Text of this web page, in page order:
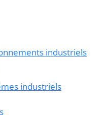
industriels
industriels